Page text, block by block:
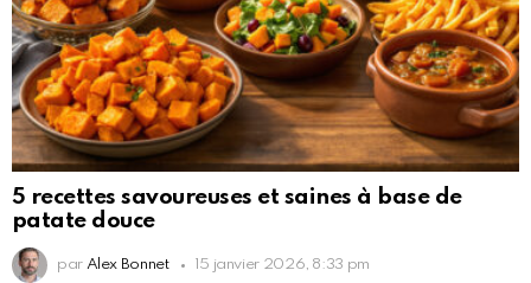
5 recettes savoureuses et saines à base de
patate douce
par Alex Bonnet 15 janvier 2026, 8:33 pm